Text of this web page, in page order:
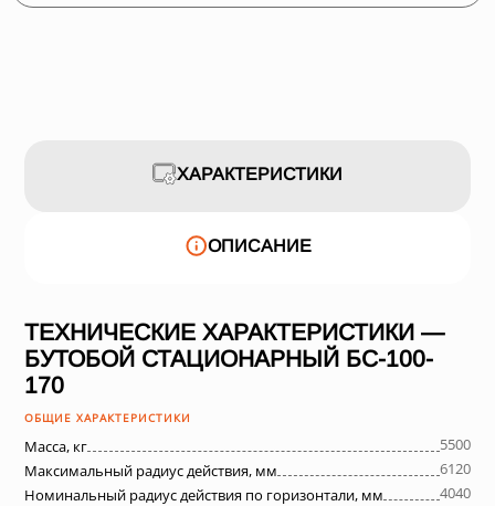
ХАРАКТЕРИСТИКИ
ОПИСАНИЕ
ТЕХНИЧЕСКИЕ ХАРАКТЕРИСТИКИ —
БУТОБОЙ СТАЦИОНАРНЫЙ БС-100-
170
ОБЩИЕ ХАРАКТЕРИСТИКИ
Масса, кг
5500
Максимальный радиус действия, мм
6120
Номинальный радиус действия по горизонтали, мм
4040